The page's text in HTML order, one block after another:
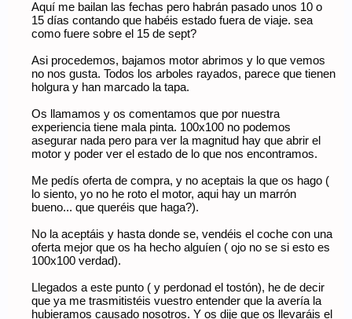
Aquí me bailan las fechas pero habrán pasado unos 10 o
15 días contando que habéis estado fuera de viaje. sea
como fuere sobre el 15 de sept?
Asi procedemos, bajamos motor abrimos y lo que vemos
no nos gusta. Todos los arboles rayados, parece que tienen
holgura y han marcado la tapa.
Os llamamos y os comentamos que por nuestra
experiencia tiene mala pinta. 100x100 no podemos
asegurar nada pero para ver la magnitud hay que abrir el
motor y poder ver el estado de lo que nos encontramos.
Me pedís oferta de compra, y no aceptais la que os hago (
lo siento, yo no he roto el motor, aqui hay un marrón
bueno... que queréis que haga?).
No la aceptáis y hasta donde se, vendéis el coche con una
oferta mejor que os ha hecho alguíen ( ojo no se si esto es
100x100 verdad).
Llegados a este punto ( y perdonad el tostón), he de decir
que ya me trasmitistéis vuestro entender que la avería la
hubieramos causado nosotros. Y os dije que os llevaráis el